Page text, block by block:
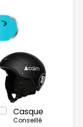
Casque
Conseillé